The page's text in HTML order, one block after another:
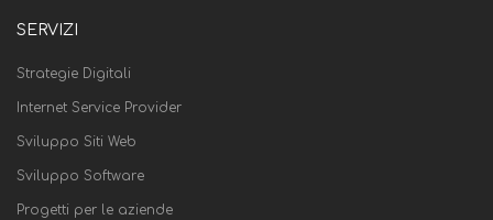
SERVIZI
Strategie Digitali
Internet Service Provider
Sviluppo Siti Web
Sviluppo Software
Progetti per le aziende